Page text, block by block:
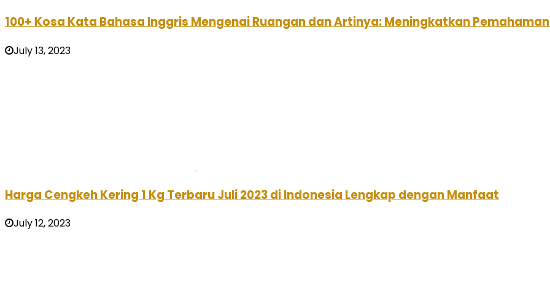
100+ Kosa Kata Bahasa Inggris Mengenai Ruangan dan Artinya: Meningkatkan
July 13, 2023
Harga Cengkeh Kering 1 Kg Terbaru Juli 2023 di Indonesia Lengkap dengan Manfaat
July 12, 2023